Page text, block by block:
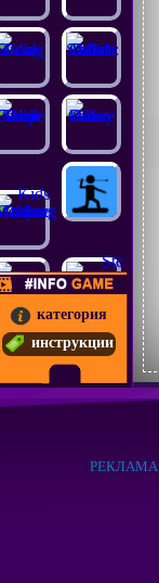
категория
инструкции
РЕКЛАМА